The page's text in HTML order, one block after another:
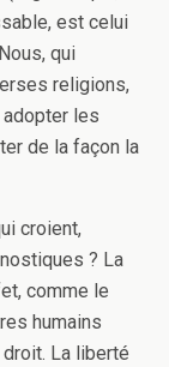
est celui
qui
religions,
adopter les
de la façon la
croient,
? La
comme le
humains
La liberté